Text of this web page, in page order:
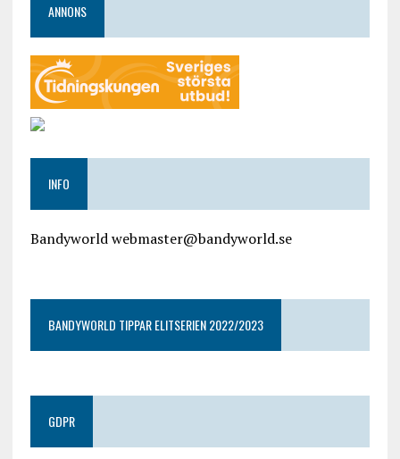
ANNONS
INFO
Bandyworld webmaster@bandyworld.se
BANDYWORLD TIPPAR ELITSERIEN 2022/2023
GDPR